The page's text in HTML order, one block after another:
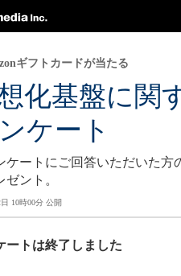
想化基盤に
ケート
ギフトカードが当たる
ケートにご回答いただいた方
ント。
10時00分 公開
ートは終了しました